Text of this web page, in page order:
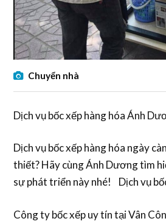
Chuyển nhà
Dịch vụ bốc xếp hàng hóa Ánh
Dịch vụ bốc xếp hàng hóa ngày
thiết? Hãy cùng Ánh Dương tìm
sự phát triển này nhé! Dịch vụ
Công ty bốc xếp uy tín tại Vân Côn